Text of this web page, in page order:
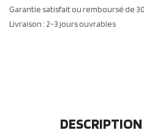
Garantie satisfait ou remboursé de
Livraison : 2-3 jours ouvrables
DESCRIPTION